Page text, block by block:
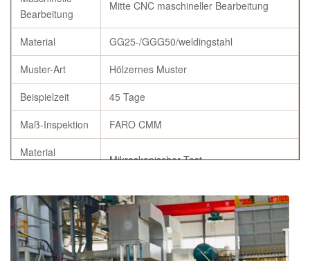
Bearbeitung
Mitte CNC maschineller Bearbeitung
Material
GG25-/GGG50/weldingstahl
Muster-Art
Hölzernes Muster
Beispielzeit
45 Tage
Maß-Inspektion
FARO CMM
Material
Mikroskopischer Test
Flaschen-
Castings
Wärmebehandlung
Spezifikation
Gemäß der Anforderung des Kunden